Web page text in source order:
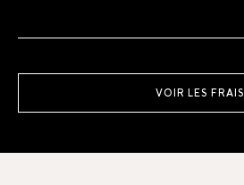
VOIR LES FRAIS